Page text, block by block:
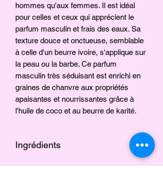
hommes qu'aux femmes. Il est idéal
pour celles et ceux qui apprécient le
parfum masculin et frais des eaux. Sa
texture douce et onctueuse, semblable
à celle d'un beurre ivoire, s'applique sur
la peau ou la barbe. Ce parfum
masculin très séduisant est enrichi en
graines de chanvre aux propriétés
apaisantes et nourrissantes grâce à
l'huile de coco et au beurre de karité.
Ingrédients
Beurre de karité, huile d'olive, huile de